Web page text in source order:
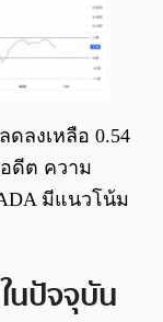
ลดลงเหลือ 0.54
ดีต ความ
มีแนวโน้ม
นปัจจุบัน